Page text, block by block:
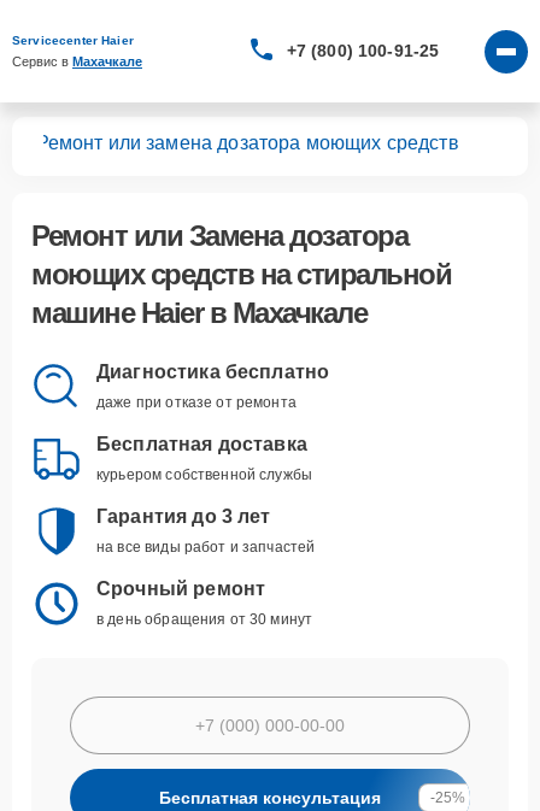
Servicecenter Haier
Сервис в Махачкале
+7 (800) 100-91-25
Ремонт или замена дозатора моющих средств
Ремонт или Замена дозатора
моющих средствна стиральной
машине Haier в Махачкале
Диагностика бесплатно
даже при отказе от ремонта
Бесплатная доставка
курьером собственной службы
Гарантия до 3 лет
на все виды работ и запчастей
Срочный ремонт
в день обращения от 30 минут
Бесплатная консультация -25%